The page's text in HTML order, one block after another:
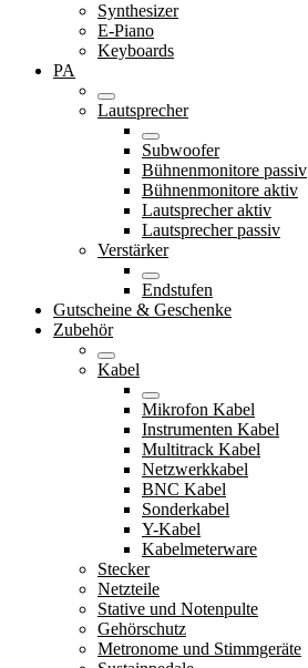
Synthesizer
E-Piano
Keyboards
PA
Lautsprecher
Subwoofer
Bühnenmonitore passiv
Bühnenmonitore aktiv
Lautsprecher aktiv
Lautsprecher passiv
Verstärker
Endstufen
Gutscheine & Geschenke
Zubehör
Kabel
Mikrofon Kabel
Instrumenten Kabel
Multitrack Kabel
Netzwerkkabel
BNC Kabel
Sonderkabel
Y-Kabel
Kabelmeterware
Stecker
Netzteile
Stative und Notenpulte
Gehörschutz
Metronome und Stimmgeräte